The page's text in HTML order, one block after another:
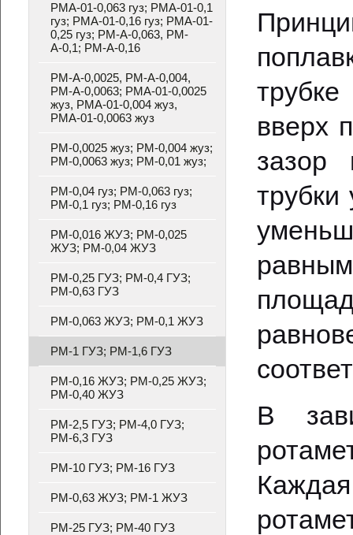
РМА-01-0,063 гуз; РМА-01-0,1
гуз; РМА-01-0,16 гуз; РМА-01-
0,25 гуз; РМ-А-0,063, РМ-
А-0,1; РМ-А-0,16
РМ-А-0,0025, РМ-А-0,004,
РМ-А-0,0063; РМА-01-0,0025
жуз, РМА-01-0,004 жуз,
РМА-01-0,0063 жуз
РМ-0,0025 жуз; РМ-0,004 жуз;
РМ-0,0063 жуз; РМ-0,01 жуз;
РМ-0,04 гуз; РМ-0,063 гуз;
РМ-0,1 гуз; РМ-0,16 гуз
РМ-0,016 ЖУЗ; РМ-0,025
ЖУЗ; РМ-0,04 ЖУЗ
РМ-0,25 ГУЗ; РМ-0,4 ГУЗ;
РМ-0,63 ГУЗ
РМ-0,063 ЖУЗ; РМ-0,1 ЖУЗ
РМ-1 ГУЗ; РМ-1,6 ГУЗ
РМ-0,16 ЖУЗ; РМ-0,25 ЖУЗ;
РМ-0,40 ЖУЗ
РМ-2,5 ГУЗ; РМ-4,0 ГУЗ;
РМ-6,3 ГУЗ
РМ-10 ГУЗ; РМ-16 ГУЗ
РМ-0,63 ЖУЗ; РМ-1 ЖУЗ
РМ-25 ГУЗ; РМ-40 ГУЗ
вверх
зазор
трубки
В